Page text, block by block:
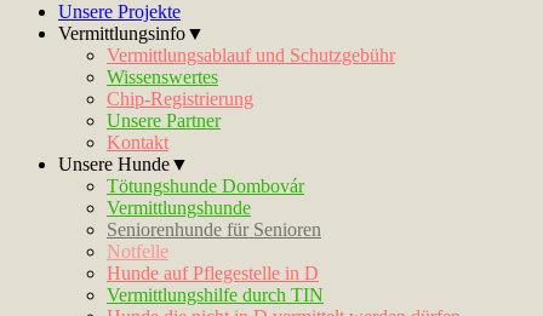
Unsere Projekte
Vermittlungsinfo▼
Vermittlungsablauf und Schutzgebühr
Wissenswertes
Chip-Registrierung
Unsere Partner
Kontakt
Unsere Hunde▼
Tötungshunde Dombovár
Vermittlungshunde
Seniorenhunde für Senioren
Notfelle
Hunde auf Pflegestelle in D
Vermittlungshilfe durch TIN